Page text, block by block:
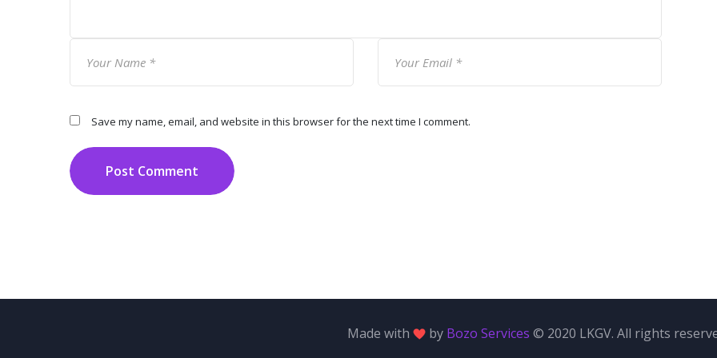
Save my name, email, and website in this browser for the next time I comment.
Post Comment
Made with by Bozo Services © 2020 LKGV. All rights